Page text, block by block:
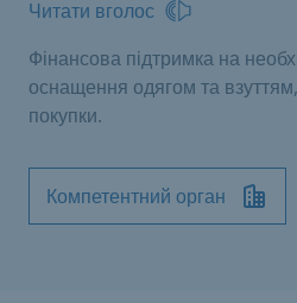
Читати вголос
Фінансова підтримка на
оснащення одягом та
покупки.
Компетентний орган